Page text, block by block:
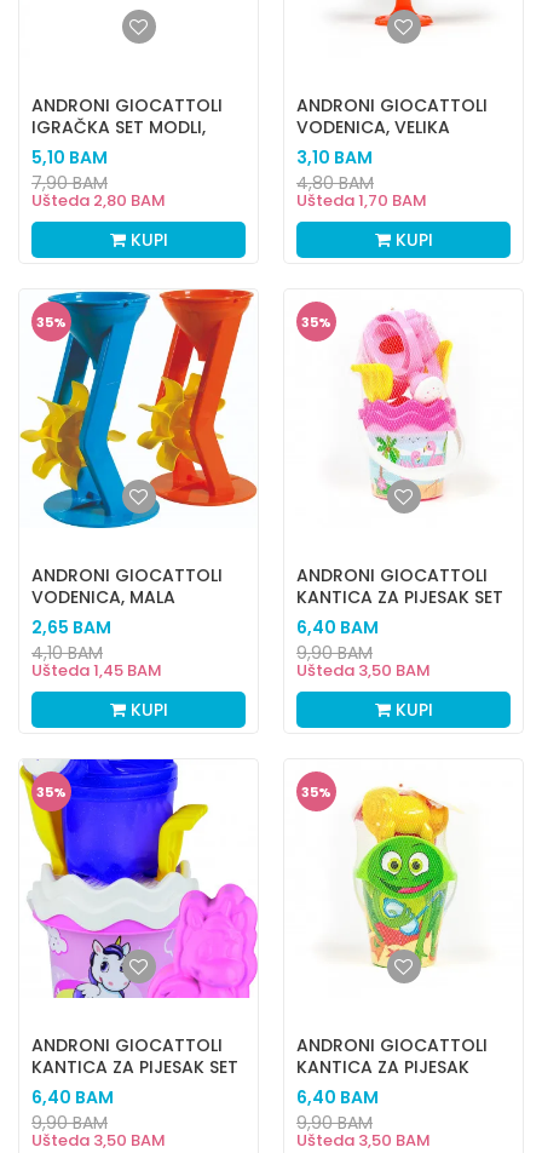
ANDRONI GIOCATTOLI
IGRAČKA SET MODLI,
MAFINI
5,10 BAM
Ušteda 2,80 BAM
7,90BAM
KUPI
ANDRONI GIOCATTOLI
VODENICA, VELIKA
3,10 BAM
Ušteda1,70 BAM
4,80BAM
KUPI
35%
ANDRONI GIOCATTOLI
VODENICA, MALA
2,65 BAM
Ušteda1,45 BAM
4,10BAM
KUPI
35%
ANDRONI GIOCATTOLI
KANTICA ZA PIJESAK SET
FLAMINGOS
6,40 BAM
Ušteda 3,50 BAM
9,90BAM
KUPI
35%
ANDRONI GIOCATTOLI
KANTICA ZA PIJESAK SET
JEDNOROG
6,40 BAM
Ušteda 3,50 BAM
9,90BAM
35%
ANDRONI GIOCATTOLI
KANTICA ZA PIJESAK
ŽABICA
6,40 BAM
Ušteda 3,50 BAM
9,90BAM